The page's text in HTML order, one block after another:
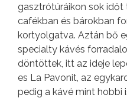
gasztrótúráikon sok
cafékban és bárokban
kortyolgatva. Aztán bő
specialty kávés
döntöttek, itt az ideje
es La Pavonit, az
pedig a kávé mint hobbi